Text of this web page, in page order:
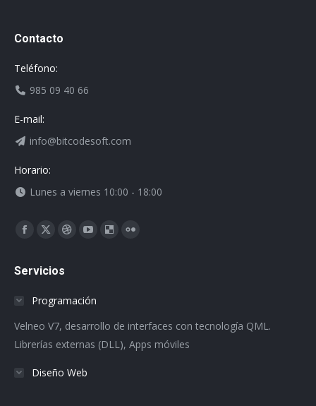
Contacto
Teléfono:
985 09 40 66
E-mail:
info@bitcodesoft.com
Horario:
Lunes a viernes 10:00 - 18:00
Encuéntranos en:
Facebook
opens
window
X
opens
new
window
Dribbble
window
YouTube
window
Delicious
windowwindow
Servicios
Programación
Velneo V7, desarrollo de interfaces con tecnología QML.
Librerías externas (DLL), Apps móviles
Diseño Web